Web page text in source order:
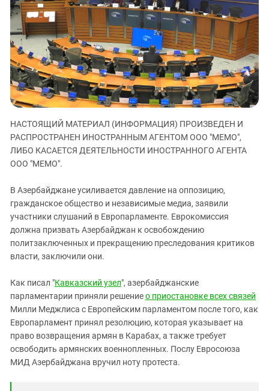
ЗАСТАВЛЯЕТ
КАВКАЗ ЗА ПАЛЕСТИНУ
ИНАКОМЫСЛИЕ В ЧЕЧНЕ
ПРЕСЛЕДОВАНИЕ АКТИВИСТОВ
МОБИЛИЗАЦИЯ И ПРОТЕСТЫ
Дагестан
Ингушетия
Кабардино-Балкария
Калмыкия
Карачаево-Черкесия
Краснодарский край
Нагорный Карабах
Российская Федерация
Ростовская область
СКФО
Ставропольский край
Чечня
Южная Осетия
НАСТОЯЩИЙ МАТЕРИАЛ (ИНФОРМАЦИЯ) ПРОИЗВЕДЕН И
РАСПРОСТРАНЕН ИНОСТРАННЫМ АГЕНТОМ ООО "МЕМО",
ЛИБО КАСАЕТСЯ ДЕЯТЕЛЬНОСТИ ИНОСТРАННОГО АГЕНТА
ООО "МЕМО".
В Азербайджане усиливается давление на оппозицию,
гражданское общество и независимые медиа, заявили
участники слушаний в Европарламенте. Еврокомиссия
должна призвать Азербайджан к освобождению
политзаключенных и прекращению преследования критиков
власти, заключили они.
Как писал "Кавказский узел", азербайджанские
парламентарии приняли решениео приостановке всех связей
Милли Меджлиса с Европейским парламентом после того, как
Европарламент принял резолюцию, которая указывает на
право возвращения армян в Карабах, а также требует
освободить армянских военнопленных. Послу Евросоюза
МИД Азербайджана вручил ноту протеста.